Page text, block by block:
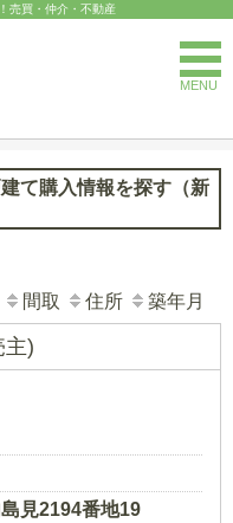
売買・仲介・不動産
MENU
て購入情報を探す（新
間取 住所 築年月
主)
新潟市北区 内島見2194番地19